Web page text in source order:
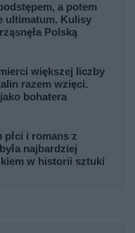
a potem
ultimatum. Kulisy
Polską
większej liczby
razem wzięci.
bohatera
i romans z
najbardziej
w historii sztuki